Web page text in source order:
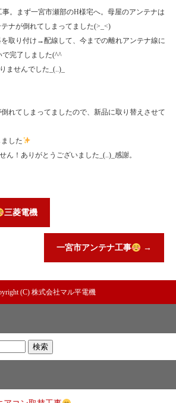
事。まず一宮市瀬部のH様宅へ。母屋のアンテナは
ナが倒れてしまってました(>_<)
取り付け→配線して、今までの離れアンテナ線に
完了しました(^^ゞ
ませんでした_(..)_
れてしまってましたので、新品に取り替えさせて
した
ん！ありがとうございました_(..)_感謝。
三菱電機
一宮市アンテナ工事 →
(C) 株式会社マル平電機